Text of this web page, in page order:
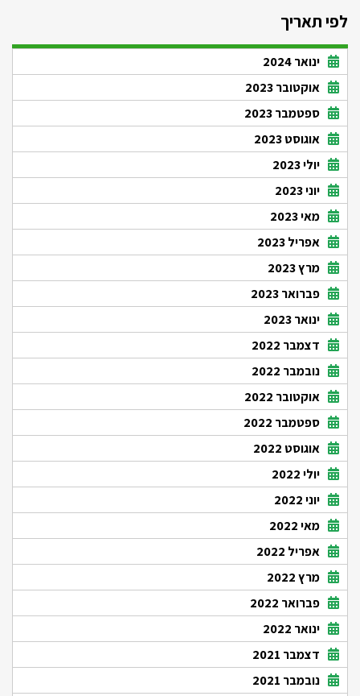
לפי תאריך
ינואר 2024
אוקטובר 2023
ספטמבר 2023
אוגוסט 2023
יולי 2023
יוני 2023
מאי 2023
אפריל 2023
מרץ 2023
פברואר 2023
ינואר 2023
דצמבר 2022
נובמבר 2022
אוקטובר 2022
ספטמבר 2022
אוגוסט 2022
יולי 2022
יוני 2022
מאי 2022
אפריל 2022
מרץ 2022
פברואר 2022
ינואר 2022
דצמבר 2021
נובמבר 2021